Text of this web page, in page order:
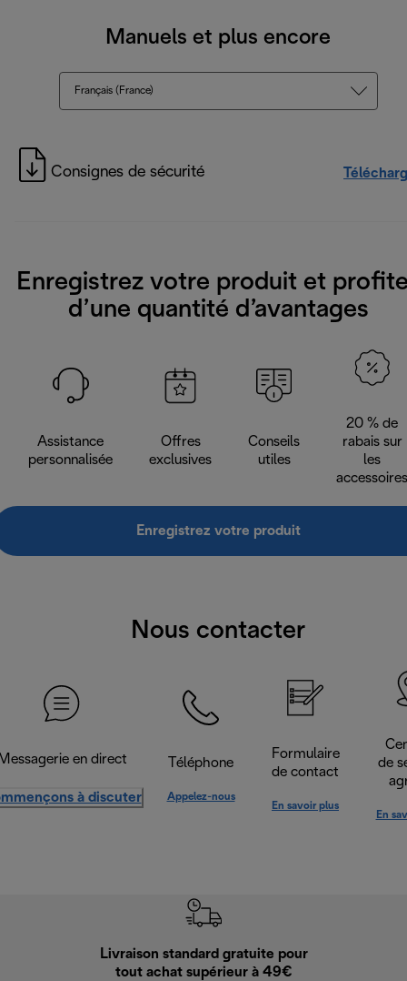
Manuels et plus encore
Français (France)
Consignes de sécurité
Enregistrez votre produit et
d’une quantité d’avantages
Assistance
personnalisée
Offres
exclusives
Conseils
utiles
20 % de
rabais sur
les
accessoires
Enregistrez votre produit
Nous contacter
en direct
à discuter
Téléphone
Appelez-nous
Formulaire
de contact
En savoir plus
de
En
Livraison standard gratuite pour
tout achat supérieur à 49€